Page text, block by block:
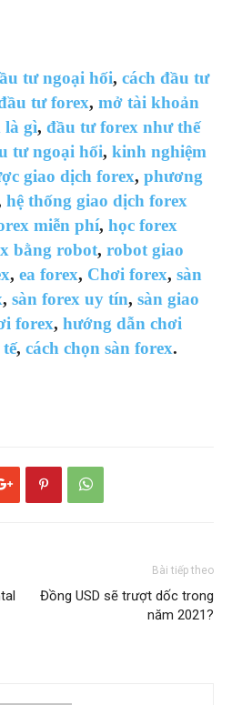
tư ngoại hối, cách đầu tư
tư forex, mở tài khoản
là gì, đầu tư forex như thế
tư ngoại hối, kinh nghiệm
giao dịch forex, phương
hệ thống giao dịch forex
miễn phí, học forex
bằng robot, robot giao
, ea forex, Chơi forex, sàn
, sàn forex uy tín, sàn giao
forex, hướng dẫn chơi
, cách chọn sàn forex.
Bài tiếp theo
Đồng USD sẽ trượt dốc trong
năm 2021?